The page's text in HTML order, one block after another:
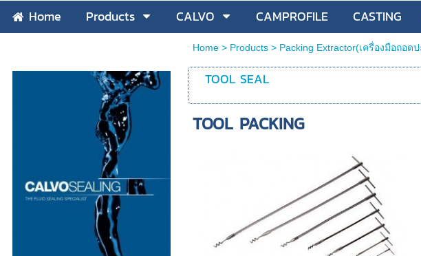
Home Products CALVO CAMPROFILE CASTING
Home > Products> Packing Extractor(เครื่องมือถอด
TOOL SEAL
TOOL PACKING